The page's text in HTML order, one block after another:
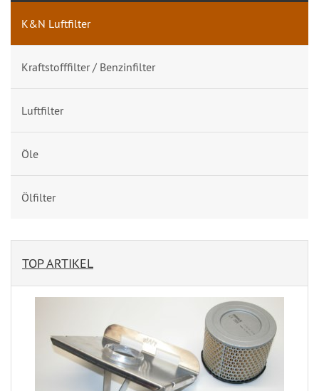
K&N Luftfilter
Kraftstofffilter / Benzinfilter
Luftfilter
Öle
Ölfilter
TOP ARTIKEL